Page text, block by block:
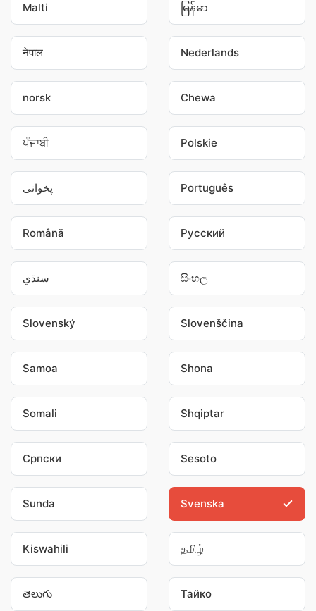
Malti မြန်မာ
नेपाल Nederlands
norsk Chewa
ਪੰਜਾਬੀ Polskie
پخوانی Português
Română Pусский
سنڌي සිංහල
Slovenský Slovenščina
Samoa Shona
Somali Shqiptar
Српски Sesoto
Sunda Svenska
Kiswahili தமிழ்
తెలుగు Тайко